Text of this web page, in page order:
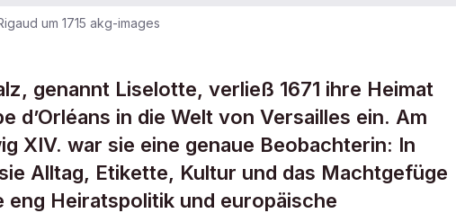
der Pfalz
um 1715 akg-images
genannt Liselotte, verließ 1671 ihre Heimat
d’Orléans in die Welt von Versailles ein. Am
XIV. war sie eine genaue Beobachterin: In
Alltag, Etikette, Kultur und das Machtgefüge
Heiratspolitik und europäische